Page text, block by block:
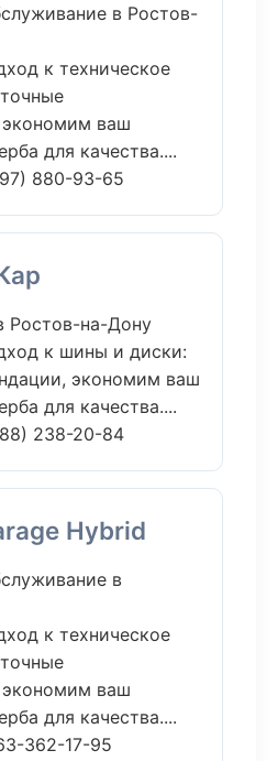
в Ростов-
к техническое
ваш
для качества....
880-93-65
Ростов-на-Дону
к шины и диски:
экономим ваш
для качества....
238-20-84
Hybrid
в
к техническое
ваш
для качества....
362-17-95